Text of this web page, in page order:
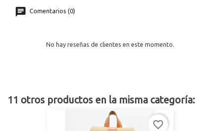
Comentarios (0)
No hay reseñas de clientes en este momento.
11 otros productos en la misma categoría:
favorite_border